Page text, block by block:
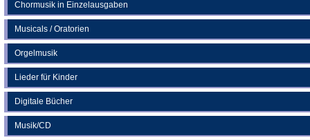
Chormusik in Einzelausgaben
Musicals / Oratorien
Orgelmusik
Lieder für Kinder
Digitale Bücher
Musik/CD